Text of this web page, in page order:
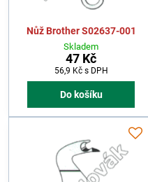
Nůž Brother S02637-001
Skladem
47 Kč
56,9 Kč s DPH
Do košíku